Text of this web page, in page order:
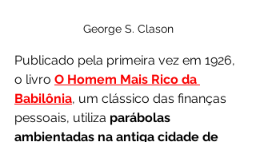
George S. Clason
Publicado pela primeira vez em 1926,
o livro O Homem Mais Rico da
Babilônia, um clássico das finanças
pessoais, utiliza parábolas
ambientadas na antiga cidade de